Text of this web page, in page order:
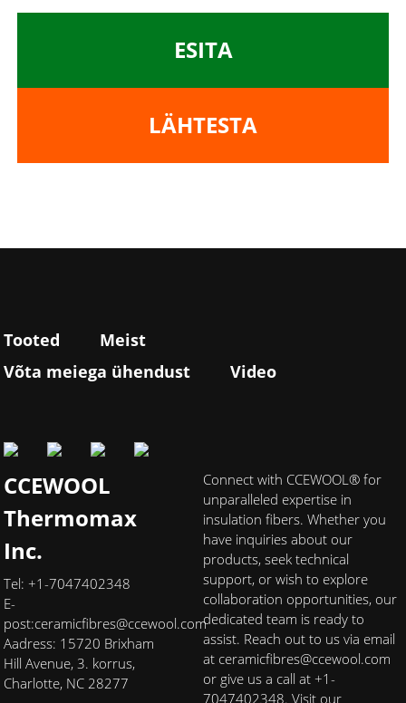
ESITA
LÄHTESTA
Tooted
Meist
Võta meiega ühendust
Video
CCEWOOL
Thermomax
Inc.
Tel: +1-7047402348
E-
post:ceramicfibres@ccewool.com
Aadress: 15720 Brixham
Hill Avenue, 3. korrus,
Charlotte, NC 28277
Connect with CCEWOOL® for
unparalleled expertise in
insulation fibers. Whether you
have inquiries about our
products, seek technical
support, or wish to explore
collaboration opportunities, our
dedicated team is ready to
assist. Reach out to us via email
at ceramicfibres@ccewool.com
or give us a call at +1-
7047402348. Visit our